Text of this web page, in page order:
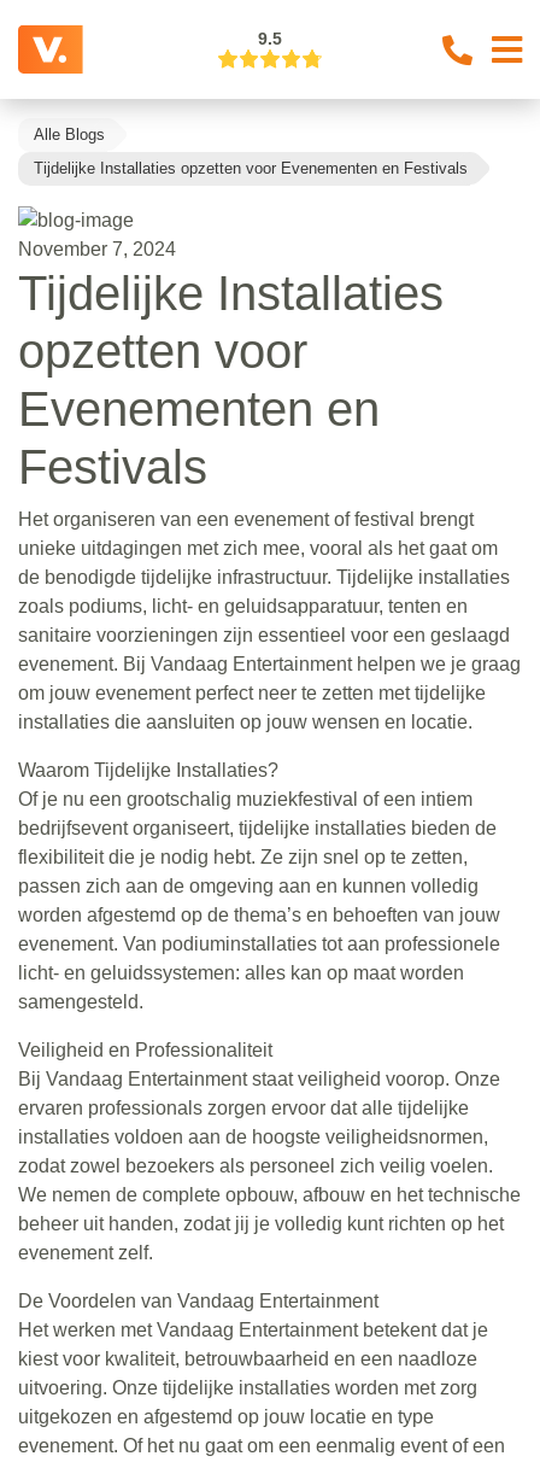
9.5
Alle Blogs
Tijdelijke Installaties opzetten voor Evenementen en Festivals
November 7, 2024
Tijdelijke Installaties
opzetten voor
Evenementen en
Festivals
Het organiseren van een evenement of festival brengt
unieke uitdagingen met zich mee, vooral als het gaat om
de benodigde tijdelijke infrastructuur. Tijdelijke installaties
zoals podiums, licht- en geluidsapparatuur, tenten en
sanitaire voorzieningen zijn essentieel voor een geslaagd
evenement. Bij Vandaag Entertainment helpen we je graag
om jouw evenement perfect neer te zetten met tijdelijke
installaties die aansluiten op jouw wensen en locatie.
Waarom Tijdelijke Installaties?
Of je nu een grootschalig muziekfestival of een intiem
bedrijfsevent organiseert, tijdelijke installaties bieden de
flexibiliteit die je nodig hebt. Ze zijn snel op te zetten,
passen zich aan de omgeving aan en kunnen volledig
worden afgestemd op de thema’s en behoeften van jouw
evenement. Van podiuminstallaties tot aan professionele
licht- en geluidssystemen: alles kan op maat worden
samengesteld.
Veiligheid en Professionaliteit
Bij Vandaag Entertainment staat veiligheid voorop. Onze
ervaren professionals zorgen ervoor dat alle tijdelijke
installaties voldoen aan de hoogste veiligheidsnormen,
zodat zowel bezoekers als personeel zich veilig voelen.
We nemen de complete opbouw, afbouw en het technische
beheer uit handen, zodat jij je volledig kunt richten op het
evenement zelf.
De Voordelen van Vandaag Entertainment
Het werken met Vandaag Entertainment betekent dat je
kiest voor kwaliteit, betrouwbaarheid en een naadloze
uitvoering. Onze tijdelijke installaties worden met zorg
uitgekozen en afgestemd op jouw locatie en type
evenement. Of het nu gaat om een eenmalig event of een